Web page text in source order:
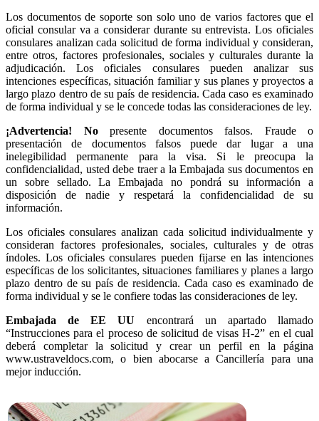
Los documentos de soporte son solo uno de varios factores que el
oficial consular va a considerar durante su entrevista. Los oficiales
consulares analizan cada solicitud de forma individual y consideran,
entre otros, factores profesionales, sociales y culturales durante la
adjudicación. Los oficiales consulares pueden analizar sus
intenciones específicas, situación familiar y sus planes y proyectos a
largo plazo dentro de su país de residencia. Cada caso es examinado
de forma individual y se le concede todas las consideraciones de ley.
¡Advertencia!
Nopresente documentos falsos. Fraude o
presentación de documentos falsos puede dar lugar a una
inelegibilidad permanente para la visa. Si le preocupa la
confidencialidad, usted debe traer a la Embajada sus documentos en
un sobre sellado. La Embajada no pondrá su información a
disposición de nadie y respetará la confidencialidad de su
información.
Los oficiales consulares analizan cada solicitud individualmente y
consideran factores profesionales, sociales, culturales y de otras
índoles. Los oficiales consulares pueden fijarse en las intenciones
específicas de los solicitantes, situaciones familiares y planes a largo
plazo dentro de su país de residencia. Cada caso es examinado de
forma individual y se le confiere todas las consideraciones de ley.
Embajada de EE UU encontrará un apartado llamado
“Instrucciones para el proceso de solicitud de visas H-2” en el cual
deberá completar la solicitud y crear un perfil en la página
www.ustraveldocs.com, o bien abocarse a Cancillería para una
mejor inducción.